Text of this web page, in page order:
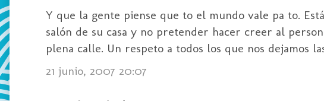
Y que la gente piense que to el mundo vale pa to.
salón de su casa y no pretender hacer creer al
plena calle. Un respeto a todos los que nos dejamos
21 junio, 2007 20:07